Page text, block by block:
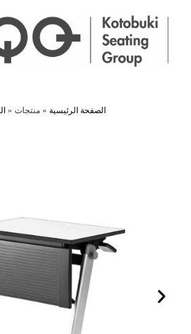
الصفحة الرئيسية » منتجات »